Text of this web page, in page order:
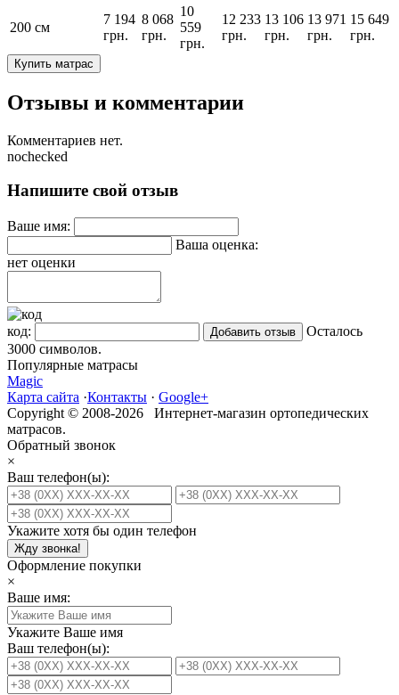
200 см
7 194
грн.
8 068
грн.
10
559
грн.
12 233
грн.
13 106
грн.
13 971
грн.
15 649
грн.
Купить матрас
Отзывы и комментарии
Комментариев нет.
nochecked
Напишите свой отзыв
Ваше имя:
Ваша оценка:
нет оценки
код:
Осталось
3000 символов.
Популярные матрасы
Magic
Карта сайта ·Контакты · Google+
Copyright © 2008-2026 Интернет-магазин ортопедических
матрасов.
Обратный звонок
×
Ваш телефон(ы):
Укажите хотя бы один телефон
Жду звонка!
Оформление покупки
×
Ваше имя:
Укажите Ваше имя
Ваш телефон(ы):